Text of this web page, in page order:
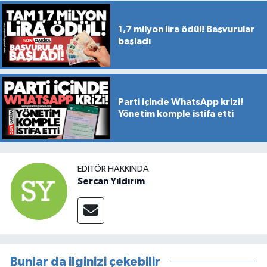
1,7 milyon lira ödül! Başvurular
başladı
Parti içinde WhatsApp krizi!
Yönetim komple istifa etti
EDITÖR HAKKINDA
Sercan Yıldırım
Bunlar da ilginizi çekebilir